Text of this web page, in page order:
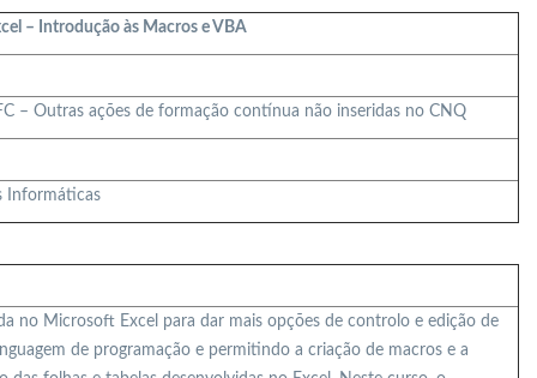
– Introdução às Macros e VBA
– Outras ações de formação contínua não inseridas no CNQ
Informáticas
no Microsoft Excel para dar mais opções de controlo e edição de
de programação e permitindo a criação de macros e a